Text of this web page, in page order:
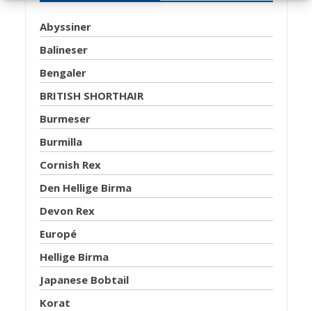
Abyssiner
Balineser
Bengaler
BRITISH SHORTHAIR
Burmeser
Burmilla
Cornish Rex
Den Hellige Birma
Devon Rex
Europé
Hellige Birma
Japanese Bobtail
Korat